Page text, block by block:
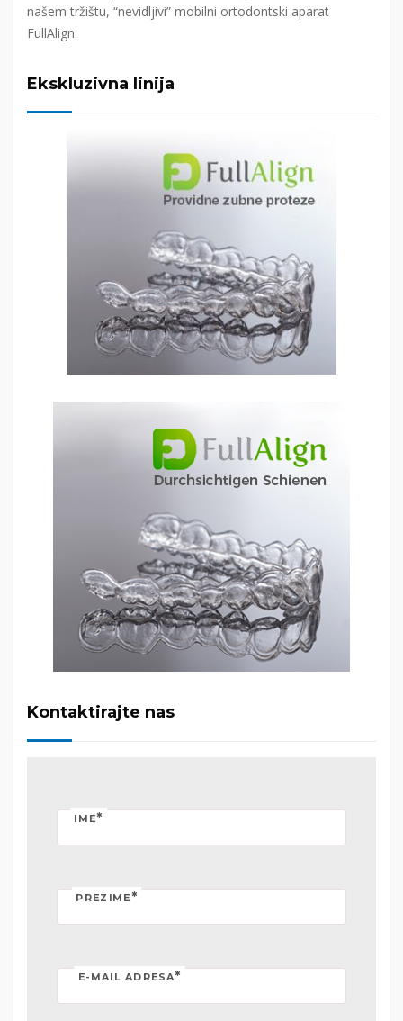
našem tržištu, “nevidljivi” mobilni ortodontski aparat
FullAlign.
Ekskluzivna linija
Kontaktirajte nas
IME*
PREZIME *
E-MAIL ADRESA*